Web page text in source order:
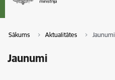
Sākums Aktualitātes Jaunumi
Jaunumi